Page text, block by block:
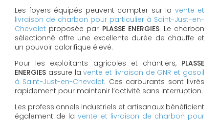
Les foyers équipés peuvent compter sur la vente et
livraison de charbon pour particulier à Saint-Just-en-
Chevalet proposée par PLASSE ENERGIES. Le charbon
sélectionné offre une excellente durée de chauffe et
un pouvoir calorifique élevé.
Pour les exploitants agricoles et chantiers, PLASSE
ENERGIES assure lavente et livraison de GNR et gasoil
à Saint-Just-en-Chevalet. Ces carburants sont livrés
rapidement pour maintenir l’activité sans interruption.
Les professionnels industriels et artisanaux bénéficient
également de lavente et livraison de charbon pour